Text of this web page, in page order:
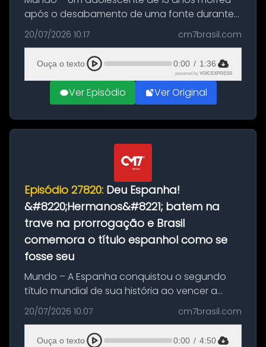
após o desabamento de uma fonte durante
as comemorações pelo título da Copa do
Mundo conquistado pela Espanha, em
Ciudad Rodrigo, na província de Salamanca,
no...
20/07/2026 10:17 cm7brasil.com
Ouça o texto 0:00 / 1:36
powered by VOICEXPRESS
Ver Episódio Ver Original
Episódio 27820: Deu Espanha!
&#8220;Hermanos&#8221; batem na
trave na prorrogação e Brasil
comemora o título espanhol como se
fosse seu
Mundo – A Espanha conquistou o segundo
título mundial de sua história ao vencer a
Argentina por 1 a 0, neste domingo (19), na
decisão da Copa do Mundo de 2026. Depois
de um duelo sem gols durante o te...
20/07/2026 10:07 cm7brasil.com
Ouça o texto 0:00 / 4:50